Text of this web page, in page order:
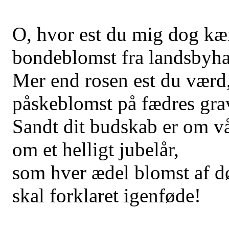
O, hvor est du mig dog
bondeblomst fra
Mer end rosen est du
påskeblomst på fædres
Sandt dit budskab er om
om et helligt jubelår,
som hver ædel blomst af
skal forklaret igenføde!